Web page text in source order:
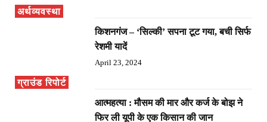
अर्थव्यवस्था
ग्राउंड रिपोर्ट
किशनगंज – ‘सिल्की’ सपना टूट गया, बची सिर्फ
रेशमी यादें
April 23, 2024
आत्महत्या : मौसम की मार और कर्ज के बोझ ने
फिर ली यूपी के एक किसान की जान